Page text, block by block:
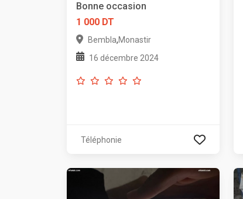
Bonne occasion
1 000 DT
Bembla,Monastir
16 décembre 2024
Téléphonie